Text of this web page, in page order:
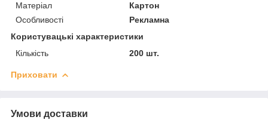
Матеріал
Картон
Особливості
Рекламна
Користувацькі характеристики
Кількість
200 шт.
Приховати
Умови доставки